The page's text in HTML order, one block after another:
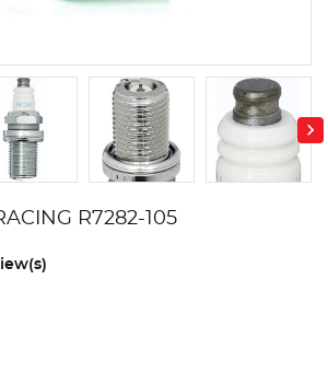

R7282-105